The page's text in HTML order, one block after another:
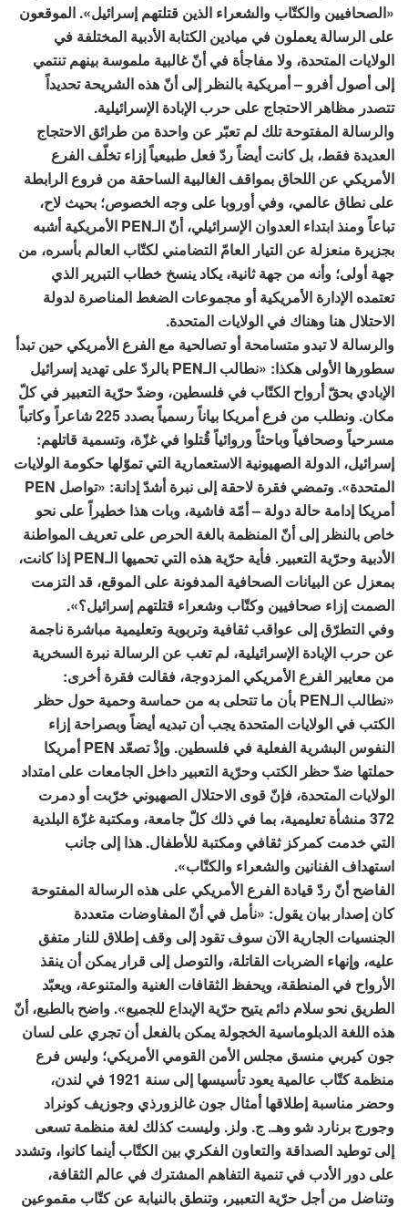
«الصحافيين والكتّاب والشعراء الذين قتلتهم إسرائيل». الموقعون
على الرسالة يعملون في ميادين الكتابة الأدبية المختلفة في
الولايات المتحدة، ولا مفاجأة في أنّ غالبية ملموسة بينهم تنتمي
إلى أصول أفرو – أمريكية بالنظر إلى أنّ هذه الشريحة تحديداً
تتصدر مظاهر الاحتجاج على حرب الإبادة الإسرائيلية.
والرسالة المفتوحة تلك لم تعبّر عن واحدة من طرائق الاحتجاج
العديدة فقط، بل كانت أيضاً ردّ فعل طبيعياً إزاء تخلّف الفرع
الأمريكي عن اللحاق بمواقف الغالبية الساحقة من فروع الرابطة
على نطاق عالمي، وفي أوروبا على وجه الخصوص؛ بحيث لاح،
تباعاً ومنذ ابتداء العدوان الإسرائيلي، أنّ الـPEN الأمريكية أشبه
بجزيرة منعزلة عن التيار العامّ التضامني لكتّاب العالم بأسره، من
جهة أولى؛ وأنه من جهة ثانية، يكاد ينسخ خطاب التبرير الذي
تعتمده الإدارة الأمريكية أو مجموعات الضغط المناصرة لدولة
الاحتلال هنا وهناك في الولايات المتحدة.
والرسالة لا تبدو متسامحة أو تصالحية مع الفرع الأمريكي حين تبدأ
سطورها الأولى هكذا: «نطالب الـPEN بالردّ على تهديد إسرائيل
الإبادي بحقّ أرواح الكتّاب في فلسطين، وضدّ حرّية التعبير في كلّ
مكان. ونطلب من فرع أمريكا بياناً رسمياً بصدد 225 شاعراً وكاتباً
مسرحياً وصحافياً وباحثاً وروائياً قُتلوا في غزّة، وتسمية قاتلهم:
إسرائيل، الدولة الصهيونية الاستعمارية التي تموّلها حكومة الولايات
المتحدة». وتمضي فقرة لاحقة إلى نبرة أشدّ إدانة: «تواصل PEN
أمريكا إدامة حالة دولة – أمّة فاشية، وبات هذا خطيراً على نحو
خاص بالنظر إلى أنّ المنظمة بالغة الحرص على تعريف المواطنة
الأدبية وحرّية التعبير. فأية حرّية هذه التي تحميها الـPEN إذا كانت،
بمعزل عن البيانات الصحافية المدفونة على الموقع، قد التزمت
الصمت إزاء صحافيين وكتّاب وشعراء قتلتهم إسرائيل؟».
وفي التطرّق إلى عواقب ثقافية وتربوية وتعليمية مباشرة ناجمة
عن حرب الإبادة الإسرائيلية، لم تغب عن الرسالة نبرة السخرية
من معايير الفرع الأمريكي المزدوجة، فقالت فقرة أخرى:
«نطالب الـPEN بأن ما تتحلى به من حماسة وحمية حول حظر
الكتب في الولايات المتحدة يجب أن تبديه أيضاً وبصراحة إزاء
النفوس البشرية الفعلية في فلسطين. وإذْ تصعّد PEN أمريكا
حملتها ضدّ حظر الكتب وحرّية التعبير داخل الجامعات على امتداد
الولايات المتحدة، فإنّ قوى الاحتلال الصهيوني خرّبت أو دمرت
372 منشأة تعليمية، بما في ذلك كلّ جامعة، ومكتبة غزّة البلدية
التي خدمت كمركز ثقافي ومكتبة للأطفال. هذا إلى جانب
استهداف الفنانين والشعراء والكتّاب».
الفاضح أنّ ردّ قيادة الفرع الأمريكي على هذه الرسالة المفتوحة
كان إصدار بيان يقول: «نأمل في أنّ المفاوضات متعددة
الجنسيات الجارية الآن سوف تقود إلى وقف إطلاق للنار متفق
عليه، وإنهاء الضربات القاتلة، والتوصل إلى قرار يمكن أن ينقذ
الأرواح في المنطقة، ويحفظ الثقافات الغنية والمتنوعة، ويعبّد
الطريق نحو سلام دائم يتيح حرّية الإبداع للجميع». واضح بالطبع، أنّ
هذه اللغة الدبلوماسية الخجولة يمكن بالفعل أن تجري على لسان
جون كيربي منسق مجلس الأمن القومي الأمريكي؛ وليس فرع
منظمة كتّاب عالمية يعود تأسيسها إلى سنة 1921 في لندن،
وحضر مناسبة إطلاقها أمثال جون غالزورذي وجوزيف كونراد
وجورج برنارد شو وهـ. ج. ولز. وليست كذلك لغة منظمة تسعى
إلى توطيد الصداقة والتعاون الفكري بين الكتّاب أينما كانوا، وتشدد
على دور الأدب في تنمية التفاهم المشترك في عالم الثقافة،
وتناضل من أجل حرّية التعبير، وتنطق بالنيابة عن كتّاب مقموعين